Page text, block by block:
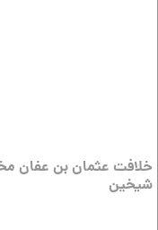
خلافت عثمان بن عفان
شیخین